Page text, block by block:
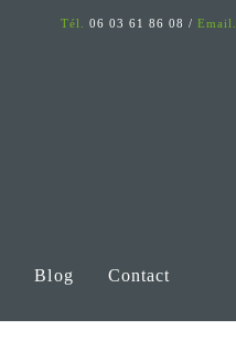
Tél. 06 03 61 86 08 / Email.
Blog Contact